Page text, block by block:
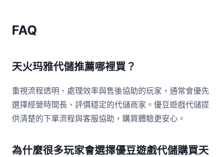
FAQ
天火玛雅代儲推薦哪裡買？
重視流程透明、處理效率與售後協助的玩家，通常會優先
選擇經營時間長、評價穩定的代儲商家。優豆遊戲代儲提
供清楚的下單流程與客服協助，購買體驗更安心。
為什麼很多玩家會選擇優豆遊戲代儲購買天